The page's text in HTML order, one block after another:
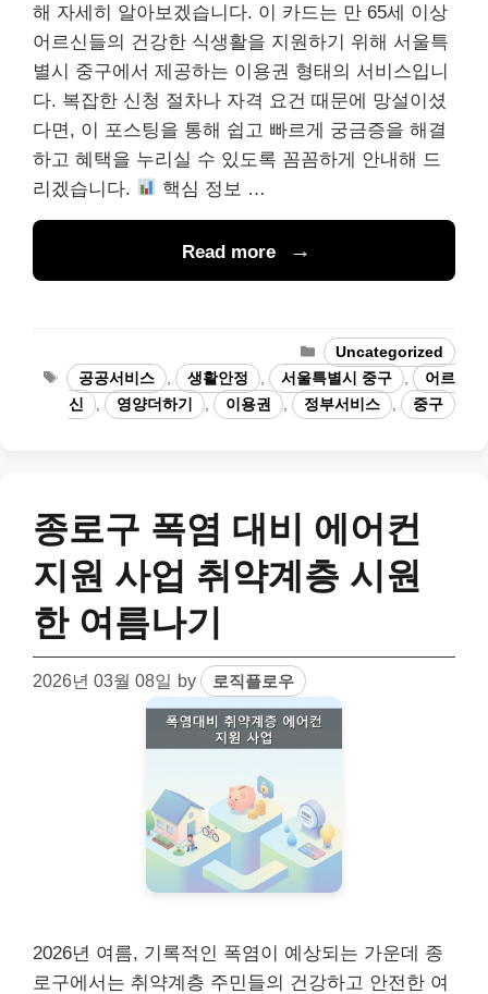
해 자세히 알아보겠습니다. 이 카드는 만 65세 이상
어르신들의 건강한 식생활을 지원하기 위해 서울특
별시 중구에서 제공하는 이용권 형태의 서비스입니
다. 복잡한 신청 절차나 자격 요건 때문에 망설이셨
다면, 이 포스팅을 통해 쉽고 빠르게 궁금증을 해결
하고 혜택을 누리실 수 있도록 꼼꼼하게 안내해 드
리겠습니다.
핵심 정보 …
Read more
Categories
Uncategorized
Tags공공서비스 생활안정 서울특별시 중구
어르
신
영양더하기 이용권 정부서비스 중구
종로구 폭염 대비 에어컨
지원 사업 취약계층 시원
한 여름나기
2026년 03월 08일 by 로직플로우
2026년 여름, 기록적인 폭염이 예상되는 가운데 종
로구에서는 취약계층 주민들의 건강하고 안전한 여